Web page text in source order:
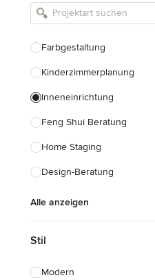
Armaturen & Sanitärbedarf
Einbauschränke
Farbgestaltung
Kinderzimmerplanung
Inneneinrichtung
Feng Shui Beratung
Home Staging
Design-Beratung
Alle anzeigen
Stil
Modern